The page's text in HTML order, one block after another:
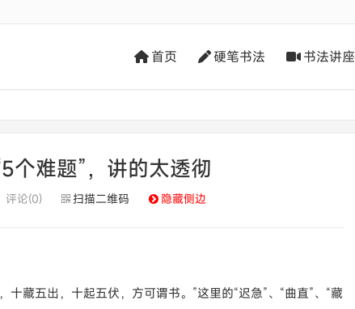
首页 硬笔书法 书法讲座
个难题”，讲的太透彻
评论(0) 扫描二维码 隐藏侧边
藏五出，十起五伏，方可谓书。”这里的“迟急”、“曲直”、“藏